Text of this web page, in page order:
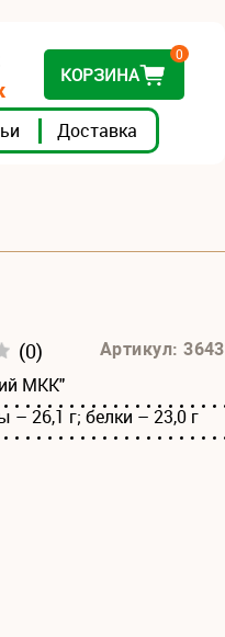
Доставка
КОРЗИНА
0
(0) Артикул: 3643
МКК"
26,1 г; белки – 23,0 г